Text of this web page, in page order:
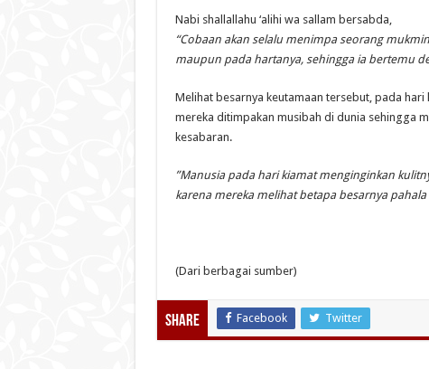
Nabi shallallahu ‘alihi wa sallam bersabda,
“Cobaan akan selalu menimpa seorang
maupun pada hartanya, sehingga ia bertemu
Melihat besarnya keutamaan tersebut, pada
mereka ditimpakan musibah di dunia sehingga
kesabaran.
”Manusia pada hari kiamat menginginkan
karena mereka melihat betapa besarnya
(Dari berbagai sumber)
Share Facebook Twitter